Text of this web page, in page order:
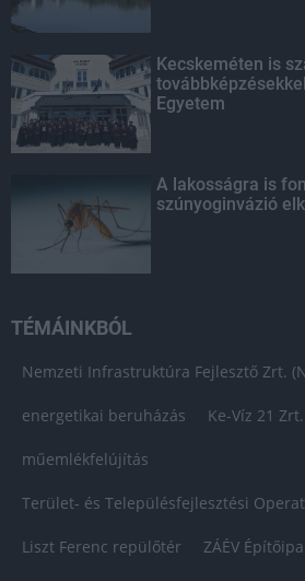
Kecskeméten is
Egyetem
A lakosságra is
szúnyoginvázió
TÉMÁINKBÓL
Nemzeti Infrastruktúra Fejlesztő Zrt.
energetikai beruházás Ke-Víz 21 Zrt.
műemlékfelújítás
Terület- és Településfejlesztési
Liszt Ferenc repülőtér ZÁÉV